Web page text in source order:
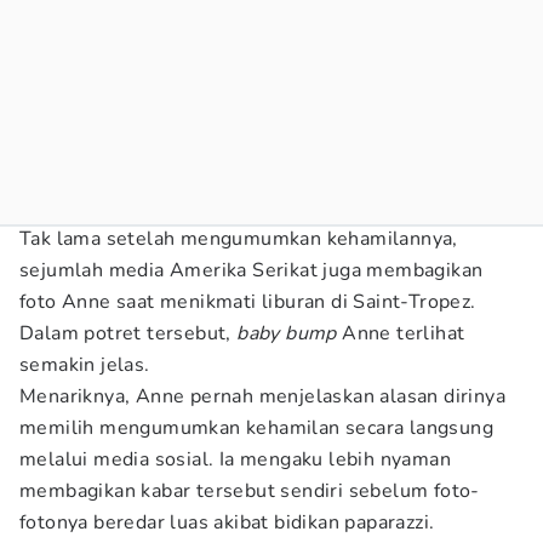
Tak lama setelah mengumumkan kehamilannya,
sejumlah media Amerika Serikat juga membagikan
foto Anne saat menikmati liburan di Saint-Tropez.
Dalam potret tersebut, baby bumpAnne terlihat
semakin jelas.
Menariknya, Anne pernah menjelaskan alasan dirinya
memilih mengumumkan kehamilan secara langsung
melalui media sosial. Ia mengaku lebih nyaman
membagikan kabar tersebut sendiri sebelum foto-
fotonya beredar luas akibat bidikan paparazzi.